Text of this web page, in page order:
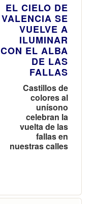
EL CIELO DE
VALENCIA SE
VUELVE A
ILUMINAR
CON EL ALBA
DE LAS
FALLAS
Castillos de
colores al
unísono
celebran la
vuelta de las
fallas en
nuestras calles